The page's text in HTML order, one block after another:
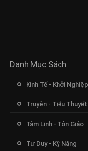
Danh Mục Sách
Kinh Tế - Khởi Nghiệp
Truyện - Tiểu Thuyết
Tâm Linh - Tôn Giáo
Tư Duy - Kỹ Năng